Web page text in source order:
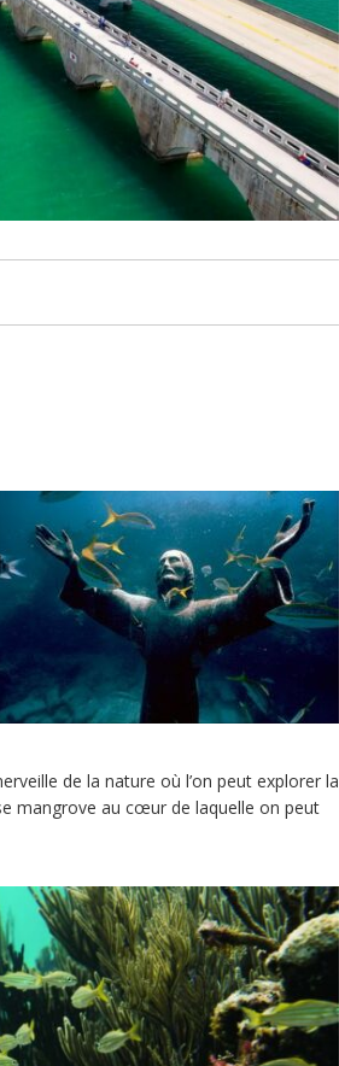
de la nature où l’on peut explorer la
mangrove au cœur de laquelle on peut